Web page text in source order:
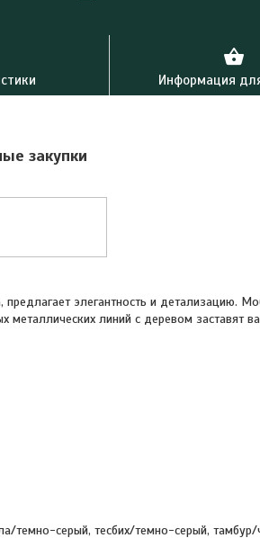
Информация
закупки
элегантность и детализацию.
линий с деревом заставят
темно-серый, тесбих/темно-серый, тамбур/